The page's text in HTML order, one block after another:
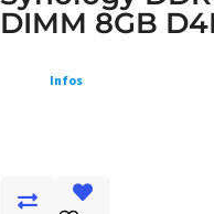
DIMM 8GB
Infos